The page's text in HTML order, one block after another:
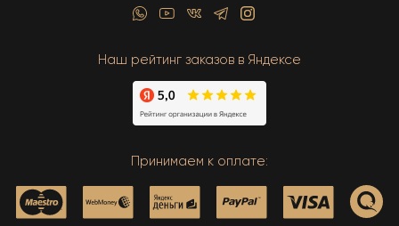
Наш рейтинг заказов в Яндексе
Принимаем к оплате: